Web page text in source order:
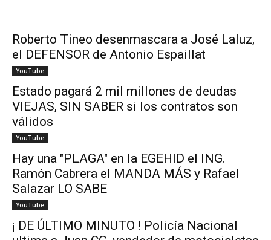
Roberto Tineo desenmascara a José Laluz,
el DEFENSOR de Antonio Espaillat
YouTube
Estado pagará 2 mil millones de deudas
VIEJAS, SIN SABER si los contratos son
válidos
YouTube
Hay una "PLAGA" en la EGEHID el ING.
Ramón Cabrera el MANDA MÁS y Rafael
Salazar LO SABE
YouTube
¡ DE ÚLTIMO MINUTO ! Policía Nacional